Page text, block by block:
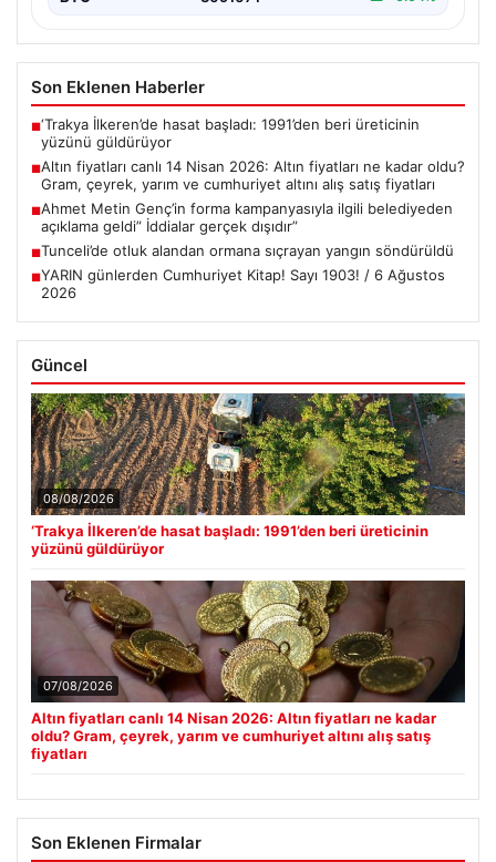
Son Eklenen Haberler
■‘Trakya İlkeren’de hasat başladı: 1991’den beri üreticinin
yüzünü güldürüyor
■Altın fiyatları canlı 14 Nisan 2026: Altın fiyatları ne kadar oldu?
Gram, çeyrek, yarım ve cumhuriyet altını alış satış fiyatları
■Ahmet Metin Genç’in forma kampanyasıyla ilgili belediyeden
açıklama geldi” İddialar gerçek dışıdır”
■Tunceli’de otluk alandan ormana sıçrayan yangın söndürüldü
■YARIN günlerden Cumhuriyet Kitap! Sayı 1903! / 6 Ağustos
2026
Güncel
08/08/2026
‘Trakya İlkeren’de hasat başladı: 1991’den beri üreticinin
yüzünü güldürüyor
07/08/2026
Altın fiyatları canlı 14 Nisan 2026: Altın fiyatları ne kadar
oldu? Gram, çeyrek, yarım ve cumhuriyet altını alış satış
fiyatları
Son Eklenen Firmalar